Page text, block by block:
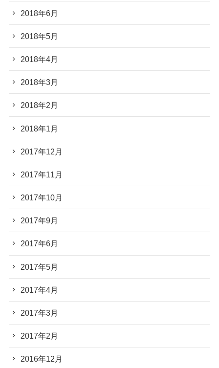
2018年6月
2018年5月
2018年4月
2018年3月
2018年2月
2018年1月
2017年12月
2017年11月
2017年10月
2017年9月
2017年6月
2017年5月
2017年4月
2017年3月
2017年2月
2016年12月